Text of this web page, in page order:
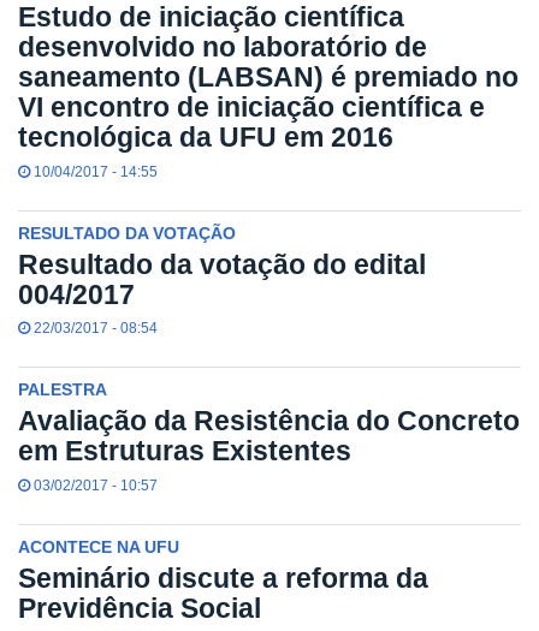
Estudo de iniciação científica
desenvolvido no laboratório de
saneamento (LABSAN) é premiado no
VI encontro de iniciação científica e
tecnológica da UFU em 2016
10/04/2017 - 14:55
RESULTADO DA VOTAÇÃO
Resultado da votação do edital
004/2017
22/03/2017 - 08:54
PALESTRA
Avaliação da Resistência do Concreto
em Estruturas Existentes
03/02/2017 - 10:57
ACONTECE NA UFU
Seminário discute a reforma da
Previdência Social